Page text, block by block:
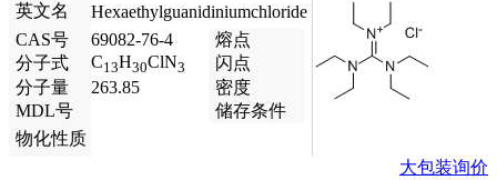
英文名
Hexaethylguanidiniumchloride
CAS号
69082-76-4
熔点
分子式
C13H30ClN3
闪点
分子量
263.85
密度
MDL号
储存条件
物化性质
大包装询价